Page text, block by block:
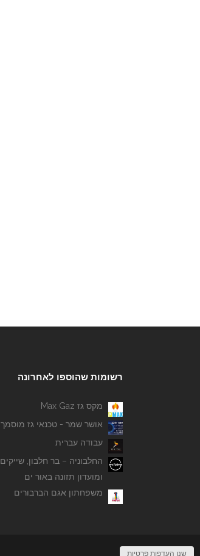
רשומות שהוספו לאחרונה
מקס גז Max Gaz
אושר שמר - טכנאי גז מוסמך
עבודה עברית
החלבוניה – בר חלבון, שייקים
ומועדון תזונה באור ים
משפחתון אגם הברבורים
שנו העדפות פרטיות